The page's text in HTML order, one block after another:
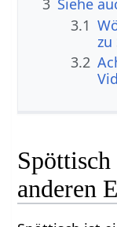
3 Siehe
3.1
zu
3.2
anderen